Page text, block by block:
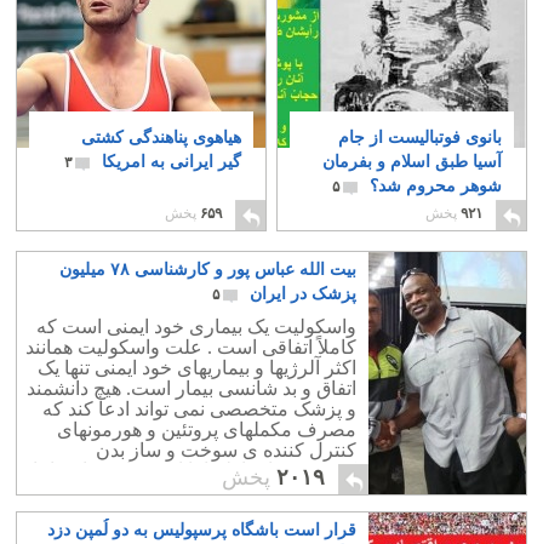
بانوی فوتبالیست از جام
آسیا طبق اسلام و بفرمان
شوهر محروم شد؟
۵
۹۲۱ پخش
هیاهوی پناهندگی کشتی
گیر ایرانی به امریکا
۳
۶۵۹ پخش
بیت الله عباس پور و کارشناسی ۷۸ میلیون
پزشک در ایران
۵
واسکولیت یک بیماری خود ایمنی است که
کاملاً اتفاقی است . علت واسکولیت همانند
اکثر آلرژیها و بیماریهای خود ایمنی تنها یک
اتفاق و بد شانسی بیمار است. هیچ دانشمند
و پزشک متخصصی نمی تواند ادعا کند که
مصرف مکملهای پروتئین و هورمونهای
کنترل کننده ی سوخت و ساز بدن
کوچکترین ارتباط را با این بیماری دارد. اما
«ما می دانیم!»
۲۰۱۹ پخش
قرار است باشگاه پرسپولیس به دو لُمپن دزد